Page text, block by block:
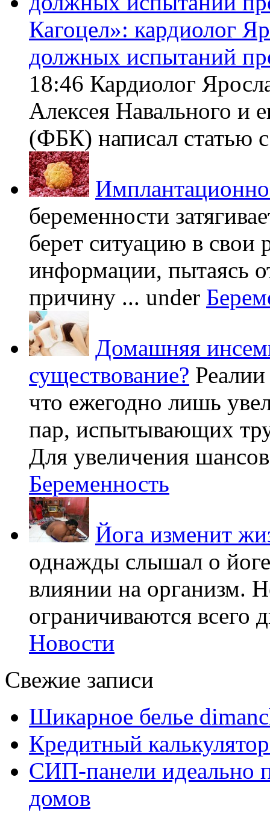
Кагоцел»: кардиолог
должных испытаний
18:46 Кардиолог
Алексея Навального и
(ФБК) написал статью
беременности
берет ситуацию в свои
информации, пытаясь
причину ... under
Домашняя
существование?
что ежегодно лишь
пар, испытывающих
Для увеличения
Беременность
Йога изменит
однажды слышал о
влиянии на организм.
ограничиваются всего
Новости
Свежие записи
Шикарное белье
Кредитный
СИП-панели идеально
домов